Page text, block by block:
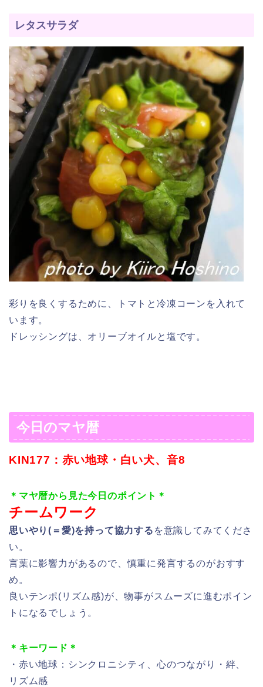
レタスサラダ
彩りを良くするために、トマトと冷凍コーンを入れて
います。
ドレッシングは、オリーブオイルと塩です。
今日のマヤ暦
KIN177：赤い地球・白い犬、音8
＊マヤ暦から見た今日のポイント＊
チームワーク
思いやり(＝愛)を持って協力する を意識してみてくださ
い。
言葉に影響力があるので、慎重に発言するのがおすす
め。
良いテンポ(リズム感)が、物事がスムーズに進むポイン
トになるでしょう。
＊キーワード＊
・赤い地球：シンクロニシティ、心のつながり・絆、
リズム感